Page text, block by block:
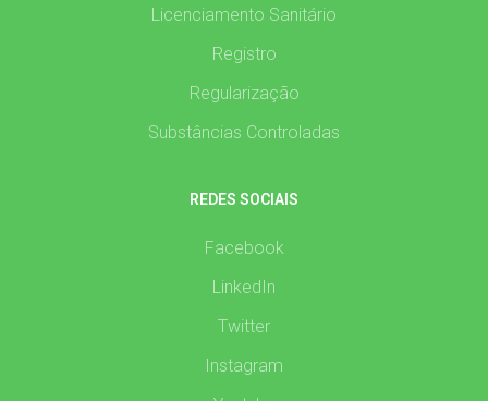
Licenciamento Sanitário
Registro
Regularização
Substâncias Controladas
REDES SOCIAIS
Facebook
LinkedIn
Twitter
Instagram